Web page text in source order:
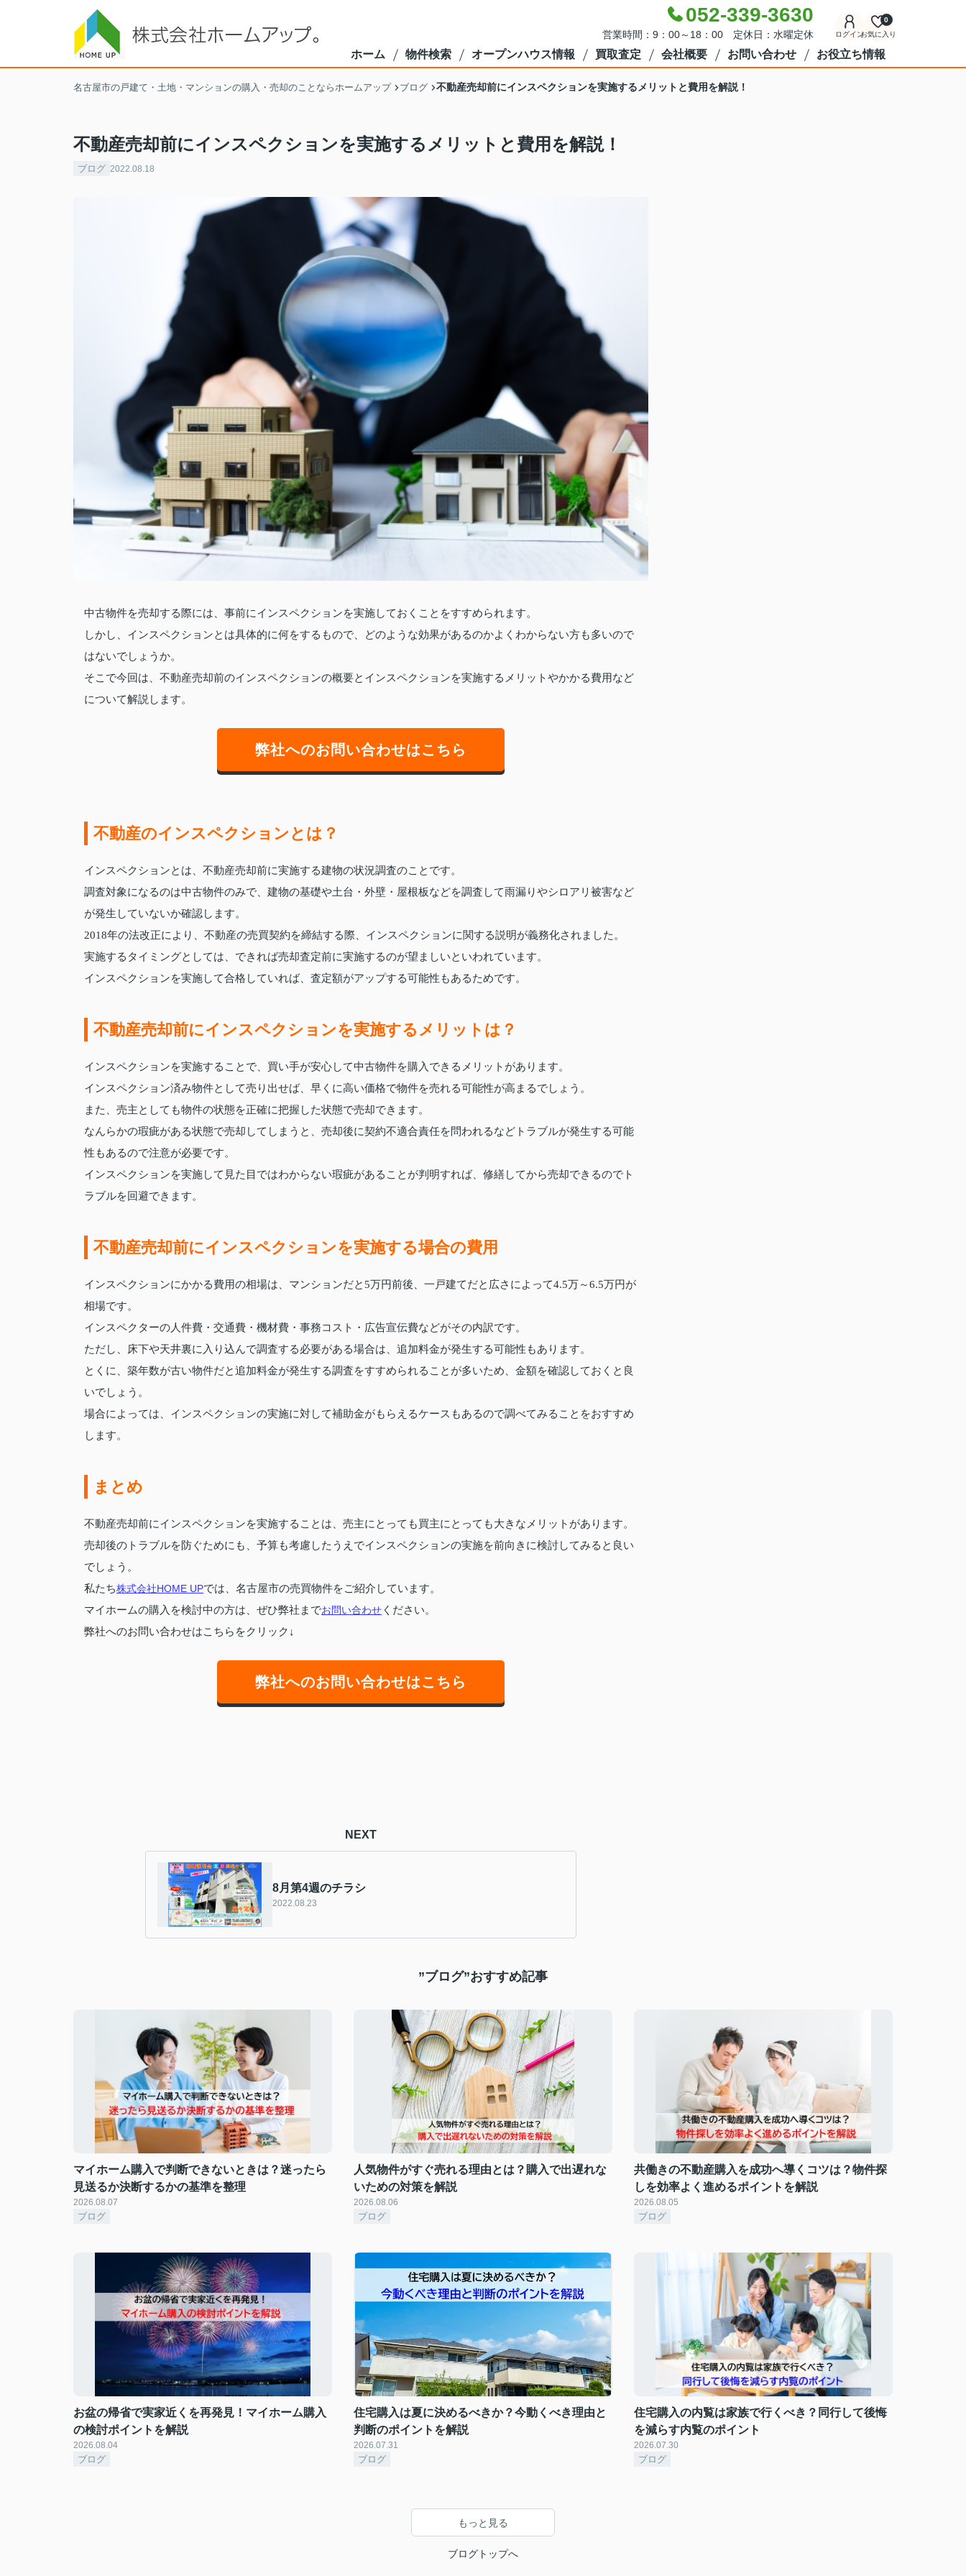
052-339-3630
営業時間：9：00～18：00 定休日：水曜定休 ログインお気に入り
0
ホーム 物件検索 オープンハウス情報 買取査定 会社概要 お問い合わせ お役立ち情報
名古屋市の戸建て・土地・マンションの購入・売却のことならホームアップ ブログ 不動産売却前にインスペクションを実施するメリットと費用を解説！
不動産売却前にインスペクションを実施するメリットと費用を解説！
ブログ 2022.08.18
中古物件を売却する際には、事前にインスペクションを実施しておくことをすすめられます。
しかし、インスペクションとは具体的に何をするもので、どのような効果があるのかよくわからない方も多いので
はないでしょうか。
そこで今回は、不動産売却前のインスペクションの概要とインスペクションを実施するメリットやかかる費用など
について解説します。
弊社へのお問い合わせはこちら
不動産のインスペクションとは？
インスペクションとは、不動産売却前に実施する建物の状況調査のことです。
調査対象になるのは中古物件のみで、建物の基礎や土台・外壁・屋根板などを調査して雨漏りやシロアリ被害など
が発生していないか確認します。
2018年の法改正により、不動産の売買契約を締結する際、インスペクションに関する説明が義務化されました。
実施するタイミングとしては、できれば売却査定前に実施するのが望ましいといわれています。
インスペクションを実施して合格していれば、査定額がアップする可能性もあるためです。
不動産売却前にインスペクションを実施するメリットは？
インスペクションを実施することで、買い手が安心して中古物件を購入できるメリットがあります。
インスペクション済み物件として売り出せば、早くに高い価格で物件を売れる可能性が高まるでしょう。
また、売主としても物件の状態を正確に把握した状態で売却できます。
なんらかの瑕疵がある状態で売却してしまうと、売却後に契約不適合責任を問われるなどトラブルが発生する可能
性もあるので注意が必要です。
インスペクションを実施して見た目ではわからない瑕疵があることが判明すれば、修繕してから売却できるのでト
ラブルを回避できます。
不動産売却前にインスペクションを実施する場合の費用
インスペクションにかかる費用の相場は、マンションだと5万円前後、一戸建てだと広さによって4.5万～6.5万円が
相場です。
インスペクターの人件費・交通費・機材費・事務コスト・広告宣伝費などがその内訳です。
ただし、床下や天井裏に入り込んで調査する必要がある場合は、追加料金が発生する可能性もあります。
とくに、築年数が古い物件だと追加料金が発生する調査をすすめられることが多いため、金額を確認しておくと良
いでしょう。
場合によっては、インスペクションの実施に対して補助金がもらえるケースもあるので調べてみることをおすすめ
します。
まとめ
不動産売却前にインスペクションを実施することは、売主にとっても買主にとっても大きなメリットがあります。
売却後のトラブルを防ぐためにも、予算も考慮したうえでインスペクションの実施を前向きに検討してみると良い
でしょう。
私たち株式会社HOME UPでは、名古屋市の売買物件をご紹介しています。
マイホームの購入を検討中の方は、ぜひ弊社までお問い合わせ ください。
弊社へのお問い合わせはこちらをクリック↓
弊社へのお問い合わせはこちら
NEXT
8月第4週のチラシ
2022.08.23
”ブログ”おすすめ記事
マイホーム購入で判断できないときは？迷ったら
見送るか決断するかの基準を整理
2026.08.07
ブログ
人気物件がすぐ売れる理由とは？購入で出遅れな
いための対策を解説
2026.08.06
ブログ
共働きの不動産購入を成功へ導くコツは？物件探
しを効率よく進めるポイントを解説
2026.08.05
ブログ
お盆の帰省で実家近くを再発見！マイホーム購入
の検討ポイントを解説
2026.08.04
ブログ
住宅購入は夏に決めるべきか？今動くべき理由と
判断のポイントを解説
2026.07.31
ブログ
住宅購入の内覧は家族で行くべき？同行して後悔
を減らす内覧のポイント
2026.07.30
ブログ
もっと見る
ブログトップへ